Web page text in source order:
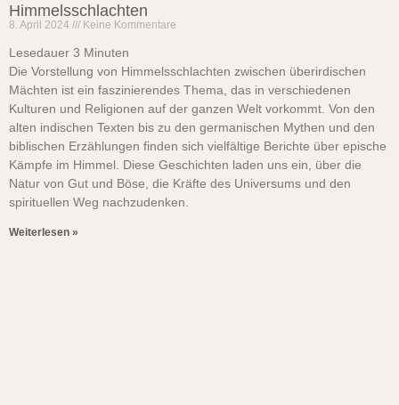
Himmelsschlachten
8. April 2024 Keine Kommentare
Lesedauer 3 Minuten
Die Vorstellung von Himmelsschlachten zwischen überirdischen
Mächten ist ein faszinierendes Thema, das in verschiedenen
Kulturen und Religionen auf der ganzen Welt vorkommt. Von den
alten indischen Texten bis zu den germanischen Mythen und den
biblischen Erzählungen finden sich vielfältige Berichte über epische
Kämpfe im Himmel. Diese Geschichten laden uns ein, über die
Natur von Gut und Böse, die Kräfte des Universums und den
spirituellen Weg nachzudenken.
Weiterlesen »